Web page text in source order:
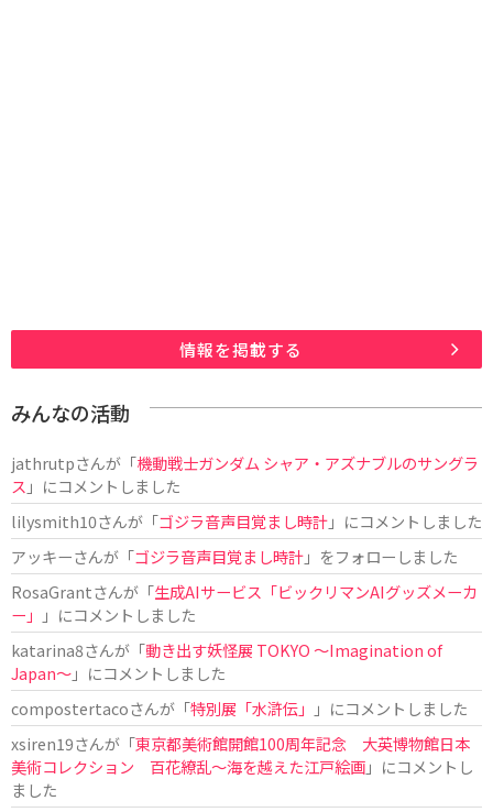
情報を掲載する
みんなの活動
jathrutpさんが「機動戦士ガンダム シャア・アズナブルのサングラ
ス 」にコメントしました
lilysmith10さんが「ゴジラ音声目覚まし時計」にコメントしました
アッキーさんが「ゴジラ音声目覚まし時計」をフォローしました
RosaGrantさんが「生成AIサービス「ビックリマンAIグッズメーカ
ー」
」にコメントしました
katarina8さんが「動き出す妖怪展 TOKYO 〜Imagination of
Japan〜」にコメントしました
compostertacoさんが「特別展「水滸伝」
」にコメントしました
xsiren19さんが「東京都美術館開館100周年記念 大英博物館日本
美術コレクション 百花繚乱～海を越えた江戸絵画」にコメントし
ました